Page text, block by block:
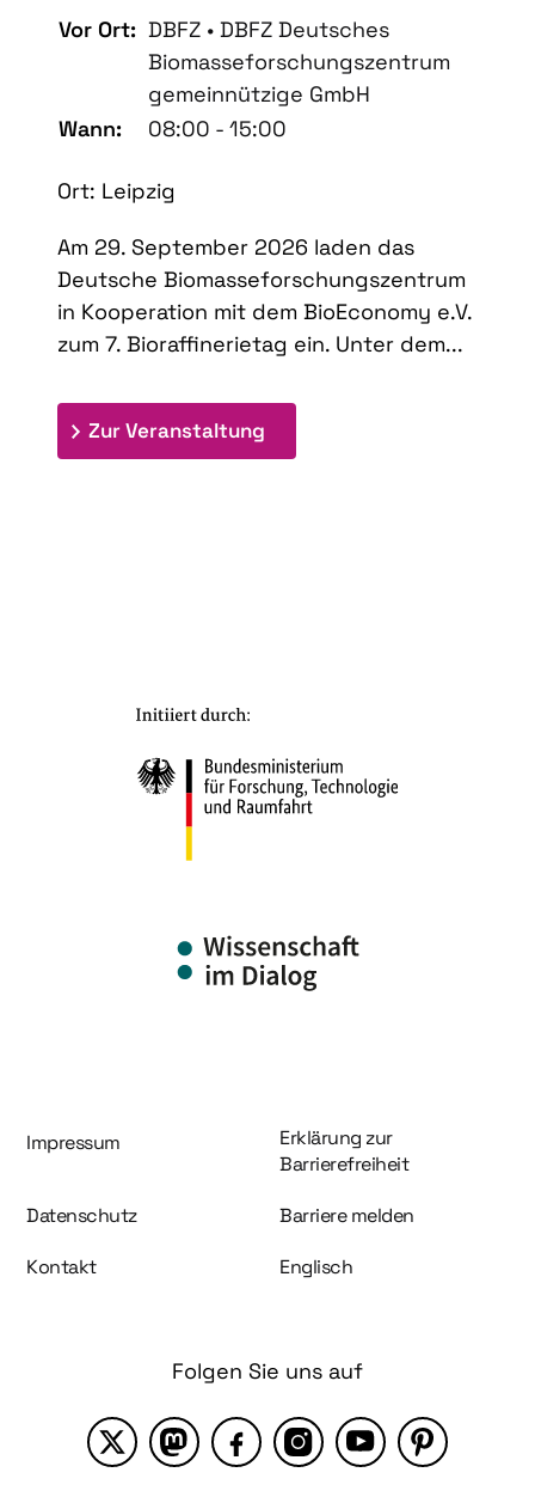
Vor Ort: DBFZ • DBFZ Deutsches
Biomasseforschungszentrum
gemeinnützige GmbH
Wann:
08:00 - 15:00
Ort: Leipzig
Am 29. September 2026 laden das
Deutsche Biomasseforschungszentrum
in Kooperation mit dem BioEconomy e.V.
zum 7. Bioraffinerietag ein. Unter dem...
Zur Veranstaltung
Information und Service
Impressum
Erklärung zur
Barrierefreiheit
Datenschutz Barriere melden
Kontakt Englisch
Folgen Sie uns auf